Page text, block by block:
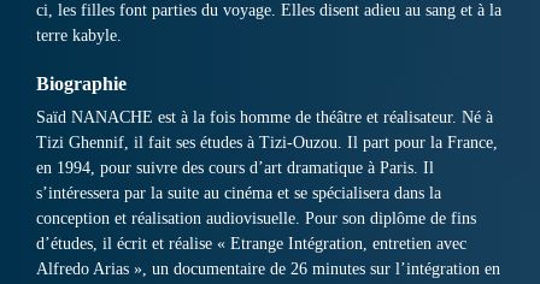
ci, les filles font parties du voyage. Elles disent adieu au sang et à la
terre kabyle.
Biographie
Saïd NANACHE est à la fois homme de théâtre et réalisateur. Né à
Tizi Ghennif, il fait ses études à Tizi-Ouzou. Il part pour la France,
en 1994, pour suivre des cours d’art dramatique à Paris. Il
s’intéressera par la suite au cinéma et se spécialisera dans la
conception et réalisation audiovisuelle. Pour son diplôme de fins
d’études, il écrit et réalise « Etrange Intégration, entretien avec
Alfredo Arias », un documentaire de 26 minutes sur l’intégration en